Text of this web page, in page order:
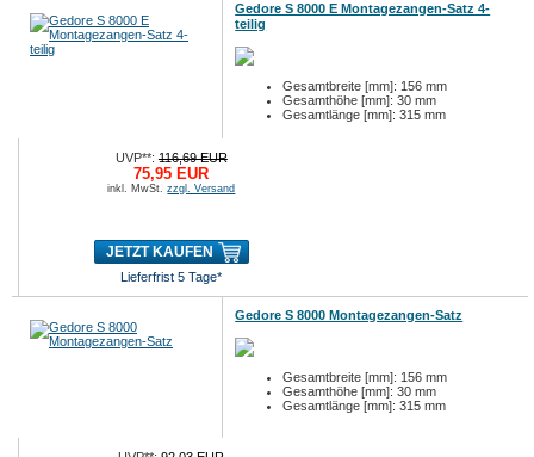
Gedore S 8000 E Montagezangen-Satz 4-
teilig
Gesamtbreite [mm]: 156 mm
Gesamthöhe [mm]: 30 mm
Gesamtlänge [mm]: 315 mm
UVP**:116,69 EUR
75,95 EUR
inkl. MwSt.zzgl. Versand
JETZT KAUFEN
Lieferfrist 5 Tage*
Gedore S 8000 Montagezangen-Satz
Gesamtbreite [mm]: 156 mm
Gesamthöhe [mm]: 30 mm
Gesamtlänge [mm]: 315 mm